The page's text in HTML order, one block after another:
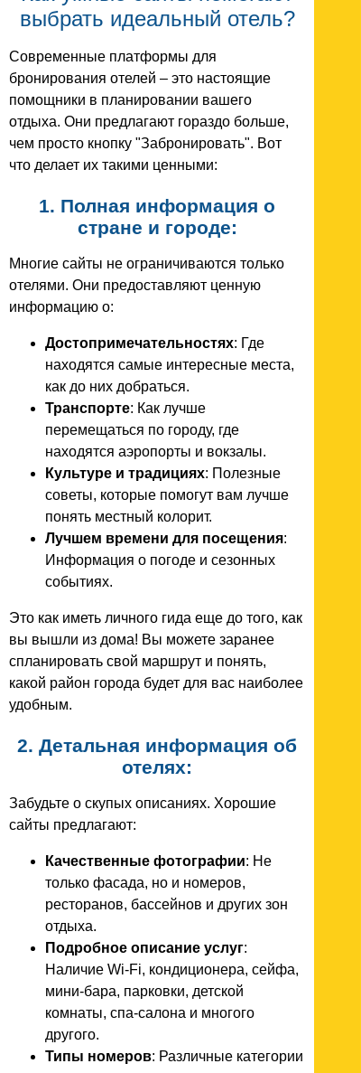
выбрать идеальный отель?
Современные платформы для
бронирования отелей – это настоящие
помощники в планировании вашего
отдыха. Они предлагают гораздо больше,
чем просто кнопку "Забронировать". Вот
что делает их такими ценными:
1. Полная информация о
стране и городе:
Многие сайты не ограничиваются только
отелями. Они предоставляют ценную
информацию о:
Достопримечательностях: Где
находятся самые интересные места,
как до них добраться.
Транспорте: Как лучше
перемещаться по городу, где
находятся аэропорты и вокзалы.
Культуре и традициях: Полезные
советы, которые помогут вам лучше
понять местный колорит.
Лучшем времени для посещения:
Информация о погоде и сезонных
событиях.
Это как иметь личного гида еще до того, как
вы вышли из дома! Вы можете заранее
спланировать свой маршрут и понять,
какой район города будет для вас наиболее
удобным.
2. Детальная информация об
отелях:
Забудьте о скупых описаниях. Хорошие
сайты предлагают:
Качественные фотографии: Не
только фасада, но и номеров,
ресторанов, бассейнов и других зон
отдыха.
Подробное описание услуг:
Наличие Wi-Fi, кондиционера, сейфа,
мини-бара, парковки, детской
комнаты, спа-салона и многого
другого.
Типы номеров: Различные категории